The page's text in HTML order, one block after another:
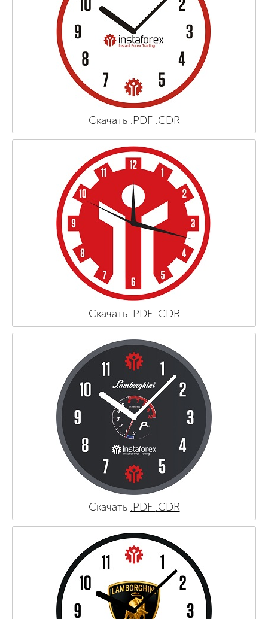
Скачать .PDF .CDR
Скачать .PDF .CDR
Скачать .PDF .CDR